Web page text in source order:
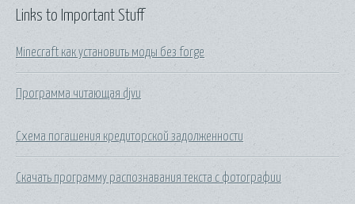
Links to Important Stuff
Minecraft как установить моды без forge
Программа читающая djvu
Схема погашения кредиторской задолженности
Скачать программу распознавания текста с фотографии